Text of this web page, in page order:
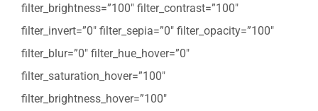
filter_brightness=”100″ filter_contrast=”100″
filter_invert=”0″ filter_sepia=”0″ filter_opacity=”100″
filter_blur=”0″ filter_hue_hover=”0″
filter_saturation_hover=”100″
filter_brightness_hover=”100″